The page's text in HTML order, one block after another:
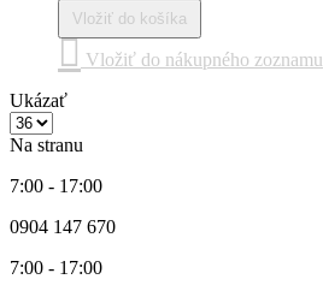
Vložiť do košíka
Vložiť do nákupného zoznamu
Ukázať
Na stranu
7:00 - 17:00
0904 147 670
7:00 - 17:00